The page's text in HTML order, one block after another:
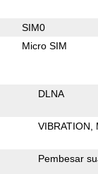
SIM0
Micro SIM
DLNA
VIBRATION
Pembesar